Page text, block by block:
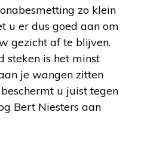
zo klein
u er dus goed aan om
gezicht af te blijven.
steken is het minst
je wangen zitten
u juist tegen
Bert Niesters aan